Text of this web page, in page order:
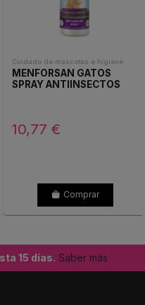
Cuidado de mascotas e higiene
MENFORSAN GATOS
SPRAY ANTIINSECTOS
10,77 €
Comprar
15 días. Saber más